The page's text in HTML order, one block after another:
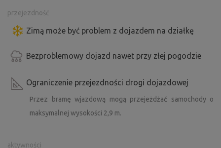
przejezdność
Zimą może być problem z dojazdem na działkę
Bezproblemowy dojazd nawet przy złej pogodzie
Ograniczenie przejezdności drogi dojazdowej
Przez bramę wjazdową mogą przejeżdżać samochody o
maksymalnej wysokości 2,9 m.
aktywności